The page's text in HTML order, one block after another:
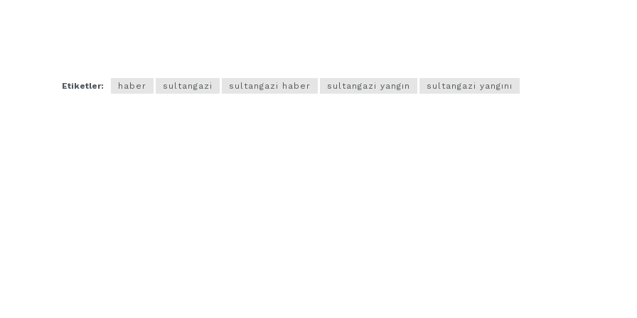
Etiketler: haber sultangazi sultangazi haber sultangazi yangın sultangazi yangını